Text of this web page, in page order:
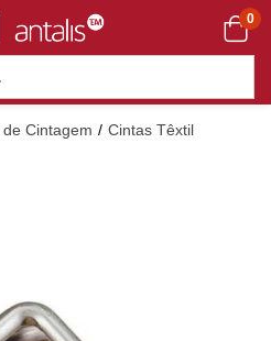
0
Cintagem Cintas Têxtil